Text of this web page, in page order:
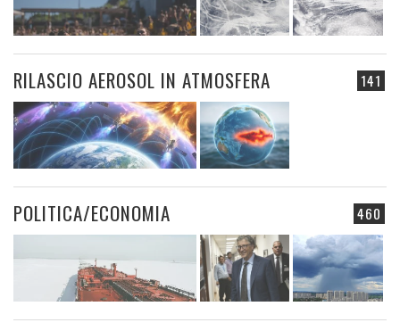
141
RILASCIO AEROSOL IN ATMOSFERA
460
POLITICA/ECONOMIA